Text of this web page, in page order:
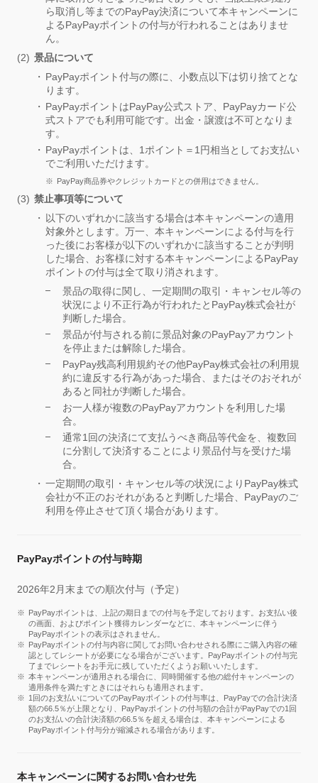
ら取消し等までのPayPay決済について本キャンペーンに
よるPayPayポイントの付与が行われることはありませ
ん。
景品について
PayPayポイント付与の際に、小数点以下は切り捨てとな
ります。
PayPayポイントはPayPay公式ストア、PayPayカード公
式ストアでも利用可能です。出金・譲渡は不可となりま
す。
PayPayポイントは、1ポイント＝1円相当としてお支払い
でご利用いただけます。
PayPay商品券やクレジットカードとの併用はできません。
禁止事項等について
以下のいずれかに該当する場合は本キャンペーンの適用
対象外とします。万一、本キャンペーンによる付与を行
った後にお客様が以下のいずれかに該当することが判明
した場合、お客様に対する本キャンペーンによるPayPay
ポイントの付与は全て取り消されます。
景品の取得に関し、一定期間の取引・キャンセル等の
状況により不正行為が行われたとPayPay株式会社が
判断した場合。
景品が付与される前に景品対象のPayPayアカウント
を停止または解除した場合。
PayPay残高利用規約その他PayPay株式会社の利用規
約に違反する行為があった場合、またはそのおそれが
あると同社が判断した場合。
お一人様が複数のPayPayアカウントを利用した場
合。
通常1回の決済にて支払うべき商品等代金を、複数回
に分割して決済することにより景品付与を受けた場
合。
一定期間の取引・キャンセル等の状況によりPayPay株式
会社が不正のおそれがあると判断した場合、PayPayのご
利用を停止させて頂く場合があります。
PayPayポイントの付与時期
2026年2月末までの順次付与（予定）
PayPayポイントは、上記の期日までの付与を予定しております。お支払い後
の画面、およびポイント獲得カレンダーなどに、本キャンペーンに伴う
PayPayポイントの表示はされません。
PayPayポイントの付与内容に関してお問い合わせされる際にご購入内容の確
認としてレシートが必要になる場合がございます。PayPayポイントの付与完
了までレシートをお手元に残していただくようお願いいたします。
本キャンペーンが適用される場合に、同時開催する他の総付キャンペーンの
適用条件を満たすときにはそれらも適用されます。
1回のお支払いについてのPayPayポイントの付与率は、PayPayでの合計決済
額の66.5％が上限となり、PayPayポイントの付与額の合計がPayPayでの1回
のお支払いの合計決済額の66.5％を超える場合は、本キャンペーンによる
PayPayポイント付与分が縮減される場合があります。
本キャンペーンに関するお問い合わせ先